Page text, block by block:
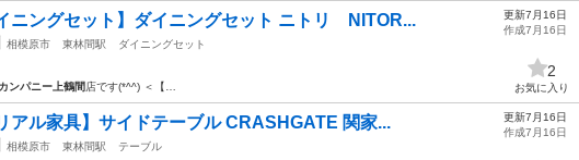
ニングセット】ダイニングセット ニトリ NITOR...
相模原市 東林間駅
ダイニングセット
ンパニー上鶴間店です(*^^) ＜【…
更新7月16日
作成7月16日
2
お気に入り
アル家具】サイドテーブル CRASHGATE 関家...
相模原市 東林間駅
テーブル
更新7月16日
作成7月16日